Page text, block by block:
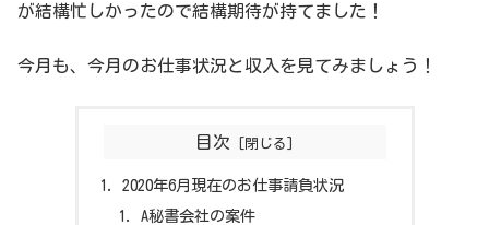
が結構忙しかったので結構期待が持てました！
今月も、今月のお仕事状況と収入を見てみましょう！
目次
2020年6月現在のお仕事請負状況
A秘書会社の案件